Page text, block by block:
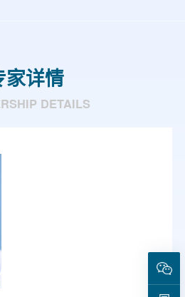
家详情
DETAILS